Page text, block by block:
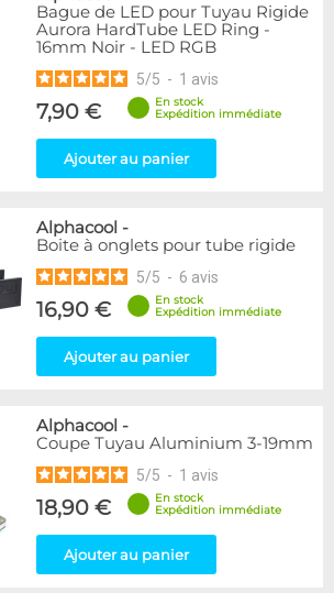
Bague de LED pour Tuyau Rigide
Aurora HardTube LED Ring -
16mm Noir - LED RGB
5/5 - 1 avis
7,90 €
En stock
Expédition immédiate
Ajouter au panier
Alphacool -
Boite à onglets pour tube rigide
5/5 - 6 avis
16,90 €
En stock
Expédition immédiate
Ajouter au panier
Alphacool -
Coupe Tuyau Aluminium 3-19mm
5/5 - 1 avis
18,90 €
En stock
Expédition immédiate
Ajouter au panier